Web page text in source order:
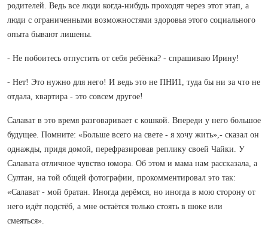
родителей. Ведь все люди когда-нибудь проходят через этот этап, а
люди с ограниченными возможностями здоровья этого социального
опыта бывают лишены.
- Не побоитесь отпустить от себя ребёнка? - спрашиваю Ирину!
- Нет! Это нужно для него! И ведь это не ПНИ1, туда бы ни за что не
отдала, квартира - это совсем другое!
Салават в это время разговаривает с кошкой. Впереди у него большое
будущее. Помните: «Больше всего на свете - я хочу жить»,- сказал он
однажды, придя домой, перефразировав реплику своей Чайки. У
Салавата отличное чувство юмора. Об этом и мама нам рассказала, а
Султан, на той общей фотографии, прокомментировал это так:
«Салават - мой братан. Иногда дерёмся, но иногда в мою сторону от
него идёт подстёб, а мне остаётся только стоять в шоке или
смеяться».